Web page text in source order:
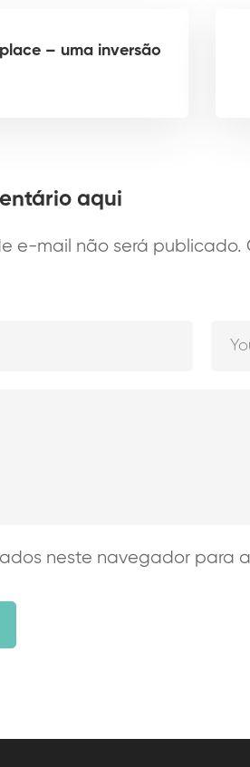
– uma inversão
aqui
e-mail não será publicado.
neste navegador para